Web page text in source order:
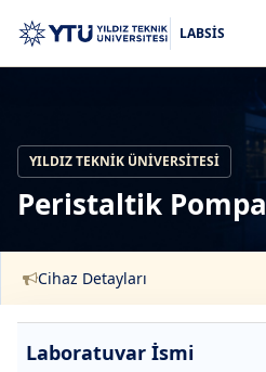
LABSİS
YILDIZ TEKNIK ÜNIVERSITESI
Peristaltik Pompa
Cihaz Detayları
Laboratuvar İsmi